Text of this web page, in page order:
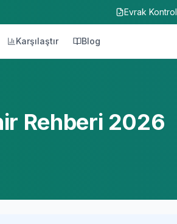
Evrak Kontrol
Karşılaştır Blog
Rehberi 2026